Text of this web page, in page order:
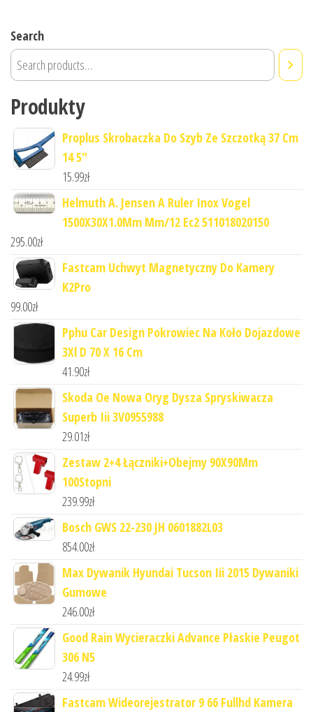
Search
Produkty
Proplus Skrobaczka Do Szyb Ze Szczotką 37 Cm
14 5"
15.99zł
Helmuth A. Jensen A Ruler Inox Vogel
1500X30X1.0Mm Mm/12 Ec2 511018020150
295.00zł
Fastcam Uchwyt Magnetyczny Do Kamery
K2Pro
99.00zł
Pphu Car Design Pokrowiec Na Koło Dojazdowe
3Xl D 70 X 16 Cm
41.90zł
Skoda Oe Nowa Oryg Dysza Spryskiwacza
Superb Iii 3V0955988
29.01zł
Zestaw 2+4 Łączniki+Obejmy 90X90Mm
100Stopni
239.99zł
Bosch GWS 22-230 JH 0601882L03
854.00zł
Max Dywanik Hyundai Tucson Iii 2015 Dywaniki
Gumowe
246.00zł
Good Rain Wycieraczki Advance Płaskie Peugot
306 N5
24.99zł
Fastcam Wideorejestrator 9 66 Fullhd Kamera